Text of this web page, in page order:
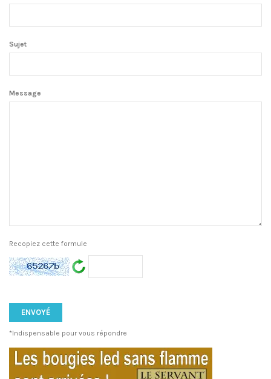
Sujet
Message
Recopiez cette formule
*Indispensable pour vous répondre